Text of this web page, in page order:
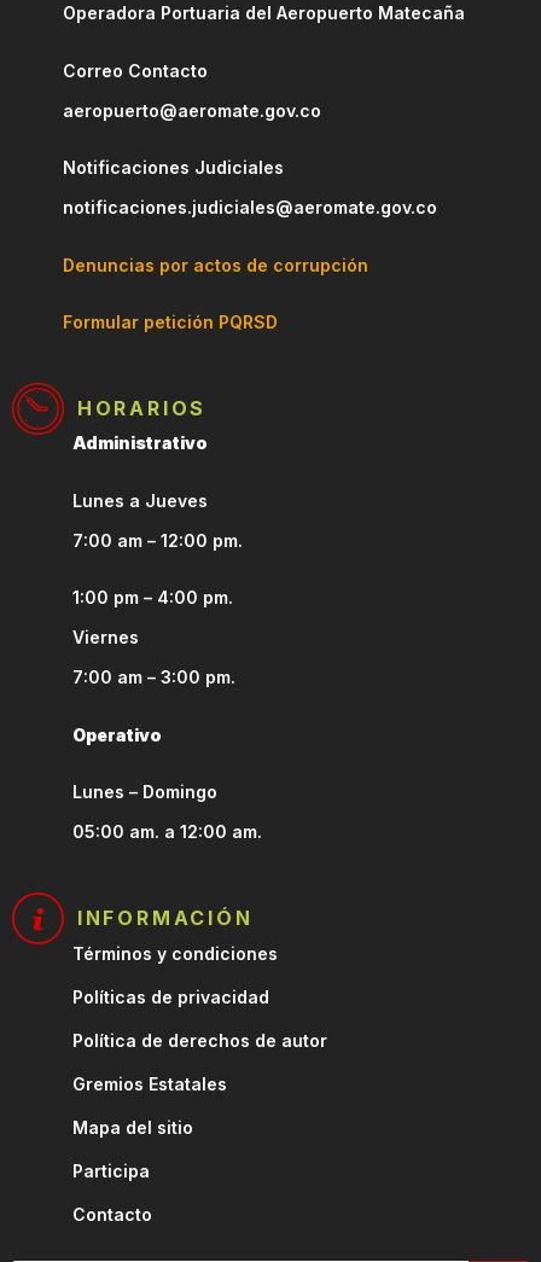
Operadora Portuaria del Aeropuerto Matecaña
Correo Contacto
aeropuerto@aeromate.gov.co
Notificaciones Judiciales
notificaciones.judiciales@aeromate.gov.co
Denuncias por actos de corrupción
Formular petición PQRSD
HORARIOS
Administrativo
Lunes a Jueves
7:00 am – 12:00 pm.
1:00 pm – 4:00 pm.
Viernes
7:00 am – 3:00 pm.
Operativo
Lunes – Domingo
05:00 am. a 12:00 am.
INFORMACIÓN
Términos y condiciones
Políticas de privacidad
Política de derechos de autor
Gremios Estatales
Mapa del sitio
Participa
Contacto